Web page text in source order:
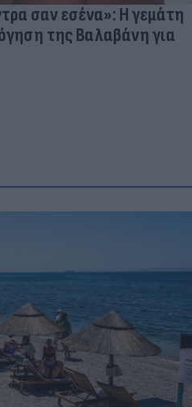
σαν εσένα»: Η γεμάτη
της Βαλαβάνη για